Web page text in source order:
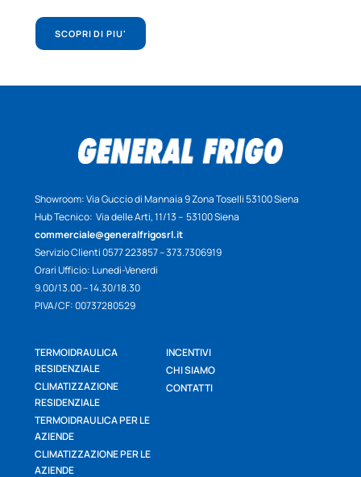
SCOPRI DI PIU'
Showroom: Via Guccio di Mannaia 9 Zona Toselli 53100 Siena
Hub Tecnico: Via delle Arti, 11/13 – 53100 Siena
commerciale@generalfrigosrl.it
Servizio Clienti 0577 223857 – 373.7306919
Orari Ufficio: Lunedi-Venerdi
9.00/13.00 – 14.30/18.30
PIVA/CF: 00737280529
TERMOIDRAULICA
RESIDENZIALE
CLIMATIZZAZIONE
RESIDENZIALE
TERMOIDRAULICA PER LE
AZIENDE
CLIMATIZZAZIONE PER LE
AZIENDE
INCENTIVI
CHI SIAMO
CONTATTI